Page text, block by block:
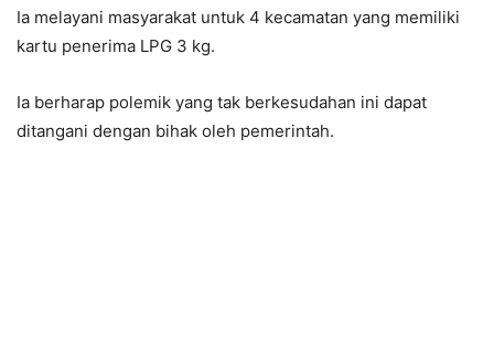
Ia melayani masyarakat untuk 4 kecamatan yang memiliki
kartu penerima LPG 3 kg.
Ia berharap polemik yang tak berkesudahan ini dapat
ditangani dengan bihak oleh pemerintah.